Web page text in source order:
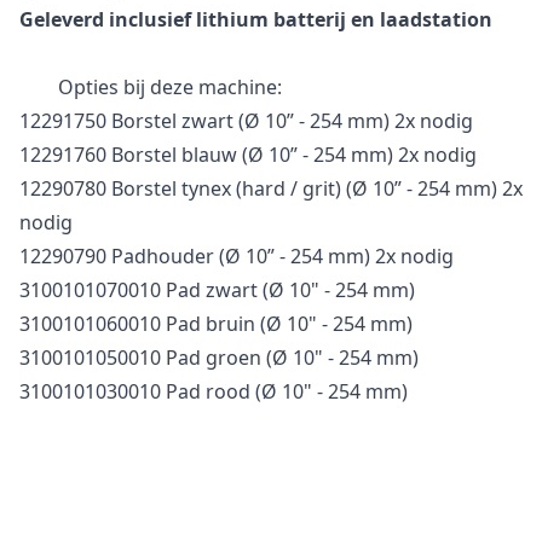
Geleverd inclusief lithium batterij en laadstation
Opties bij deze machine:
12291750 Borstel zwart (Ø 10” - 254 mm) 2x nodig
12291760 Borstel blauw (Ø 10” - 254 mm) 2x nodig
12290780 Borstel tynex (hard / grit) (Ø 10” - 254 mm) 2x
nodig
12290790 Padhouder (Ø 10” - 254 mm) 2x nodig
3100101070010 Pad zwart (Ø 10" - 254 mm)
3100101060010 Pad bruin (Ø 10" - 254 mm)
3100101050010 Pad groen (Ø 10" - 254 mm)
3100101030010 Pad rood (Ø 10" - 254 mm)